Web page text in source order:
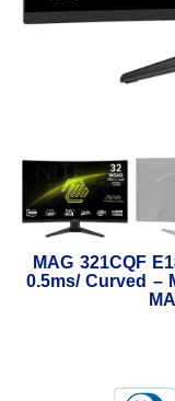
MAG 321CQF
0.5ms/ Curved –